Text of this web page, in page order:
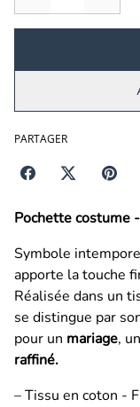
PARTAGER
Pochette costume
Symbole
apporte la touche
Réalisée dans un
se distingue par
pour un mariage,
raffiné.
– Tissu en coton -